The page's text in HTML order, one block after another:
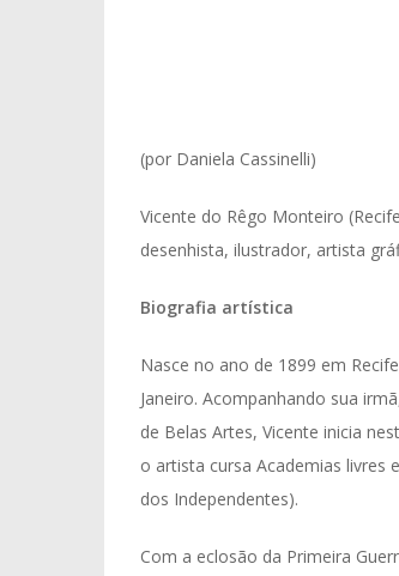
(por Daniela Cassinelli)
Vicente do Rêgo Monteiro
desenhista, ilustrador, artista
Biografia artística
Nasce no ano de 1899 em
Janeiro. Acompanhando sua
de Belas Artes, Vicente inicia
o artista cursa Academias livres
dos Independentes).
Com a eclosão da Primeira